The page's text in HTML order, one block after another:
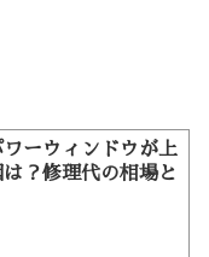
ワーウィンドウが上
？修理代の相場と